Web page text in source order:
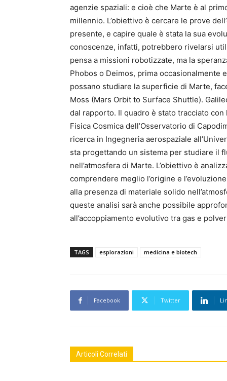
agenzie spaziali: e cioè che Marte è al
millennio. L’obiettivo è cercare le prove
presente, e capire quale è stata la sua
conoscenze, infatti, potrebbero rivelarsi
pensa a missioni robotizzate, ma la
Phobos o Deimos, prima occasionalmente
possano studiare la superficie di Marte,
Moss (Mars Orbit to Surface Shuttle).
dal rapporto. Il quadro è stato tracciato
Fisica Cosmica dell’Osservatorio di
ricerca in Ingegneria aerospaziale
sta progettando un sistema per studiare il
nell’atmosfera di Marte. L’obiettivo è
comprendere meglio l’origine e
alla presenza di materiale solido
queste analisi sarà anche possibile
all’accoppiamento evolutivo tra gas e
TAGS esplorazioni medicina e biotech
Facebook Twitter
Articoli Correlati